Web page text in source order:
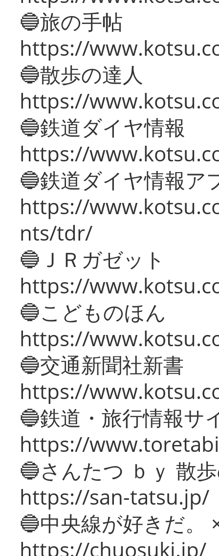
🔵旅の手帖
https://
🔵散歩の達人
https://
🔵鉄道ダイヤ情報
https://
🔵鉄道ダイヤ情報ア
https://
nts/tdr/
🔵ＪＲガゼット
https://
🔵こどものほん
https://
🔵交通新聞社新書
https://
🔵鉄道・旅行情報サ
https://
🔵さんたつ ｂｙ 散
https://san-tatsu.jp/
🔵中央線が好きだ。
https://chuosuki.jp/